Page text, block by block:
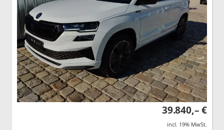
39.840,– €
incl. 19% MwSt.